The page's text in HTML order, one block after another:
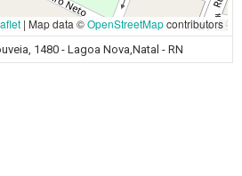
| Map data ©OpenStreetMapcontributors
1480 - Lagoa Nova,Natal - RN